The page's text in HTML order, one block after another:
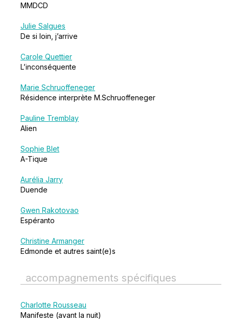
MMDCD
Julie Salgues
De si loin, j’arrive
Carole Quettier
L’inconséquente
Marie Schruoffeneger
Résidence interprète M.Schruoffeneger
Pauline Tremblay
Alien
Sophie Blet
A-Tique
Aurélia Jarry
Duende
Gwen Rakotovao
Espéranto
Christine Armanger
Edmonde et autres saint(e)s
accompagnements spécifiques
Charlotte Rousseau
Manifeste (avant la nuit)